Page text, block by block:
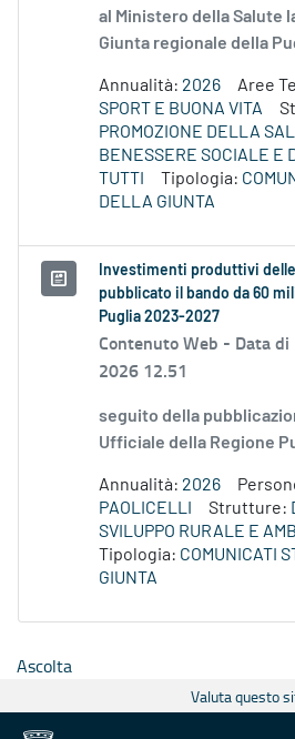
al Ministero della Salute
Giunta regionale della
Annualità: 2026 Aree
SPORT E BUONA VITA
PROMOZIONE DELLA
BENESSERE SOCIALE E
TUTTI
Tipologia:
DELLA GIUNTA
Investimenti produttivi
pubblicato il bando da 60
Puglia 2023-2027
Contenuto Web - Data
2026 12.51
seguito della
Ufficiale della Regione
Annualità: 2026
PAOLICELLI
Strutture:
SVILUPPO RURALE E
Tipologia: COMUNICATI
GIUNTA
Ascolta
Valuta questo